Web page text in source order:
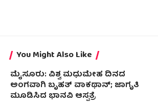
You Might Also Like
ಮೈಸೂರು: ವಿಶ್ವ ಮಧುಮೇಹ ದಿನದ
ಅಂಗವಾಗಿ ಬೃಹತ್ ವಾಕಥಾನ್; ಜಾಗೃತಿ
ಮೂಡಿಸಿದ ಭಾನವಿ ಆಸ್ಪತ್ರೆ